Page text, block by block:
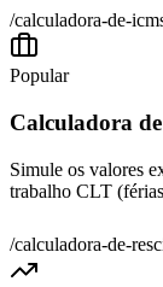
/calculadora-de-
Popular
Calculadora
Simule os valores
trabalho CLT
/calculadora-de-